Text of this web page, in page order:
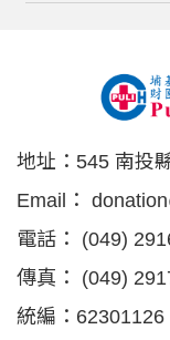
地址： 545 南投
Email：
電話：
(049)
傳真：
(049)
統編：62301126